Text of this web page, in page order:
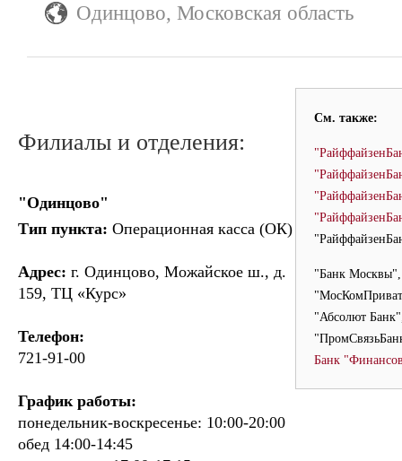
Одинцово, Московская область
См. также:
"Банк
"Абсолют
Банк
Филиалы и отделения:
"Одинцово"
Тип пункта: Операционная касса (ОК)
Адрес: г. Одинцово, Можайское ш., д.
159, ТЦ «Курс»
Телефон:
721-91-00
График работы:
понедельник-воскресенье: 10:00-20:00
обед 14:00-14:45